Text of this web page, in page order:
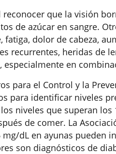
reconocer que la visión
de azúcar en sangre.
fatiga, dolor de cabeza,
recurrentes, heridas de
especialmente en
para el Control y la
para identificar niveles
niveles que superan
de comer. La
mg/dL en ayunas pueden
son diagnósticos de